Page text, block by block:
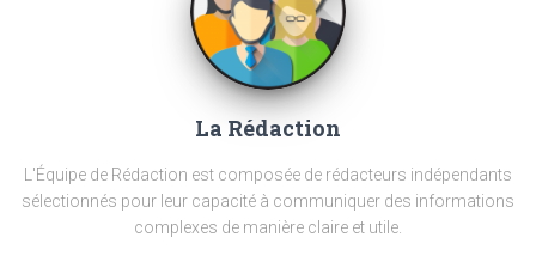
La Rédaction
L'Équipe de Rédaction est composée de rédacteurs indépendants
sélectionnés pour leur capacité à communiquer des informations
complexes de manière claire et utile.